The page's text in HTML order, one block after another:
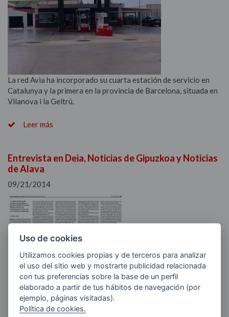
La red Avia ha incorporado su cuarta estación de servicio en
Catalunya y la primera en la provincia de Barcelona, situada en
Vilanova i la Geltrú.
Leer más
Entrevista en Deia, Noticias de Gipuzkoa y Noticias
de Alava
09/21/2014
Uso de cookies
Utilizamos cookies propias y de terceros para analizar
el uso del sitio web y mostrarte publicidad relacionada
con tus preferencias sobre la base de un perfil
elaborado a partir de tus hábitos de navegación (por
ejemplo, páginas visitadas).
Política de cookies.